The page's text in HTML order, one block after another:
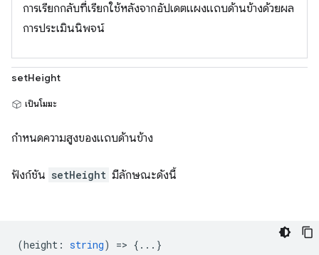
การเรียกกลับที่เรียกใช้หลังจากอัปเดตแผงแถบด้านข้างด้วยผล
การประเมินนิพจน์
setHeight
เป็นโมฆะ
กำหนดความสูงของแถบด้านข้าง
ฟังก์ชัน setHeight มีลักษณะดังนี้
(height : string) => {...}